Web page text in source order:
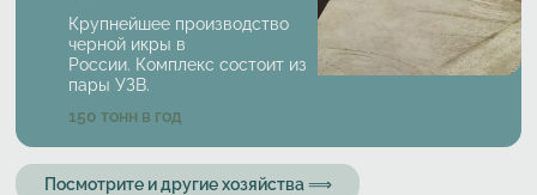
Крупнейшее производство
черной икры в
России. Комплекс состоит из
пары УЗВ.
Характеристики
150 тонн в год
Посмотрите и другие хозяйства ⟹